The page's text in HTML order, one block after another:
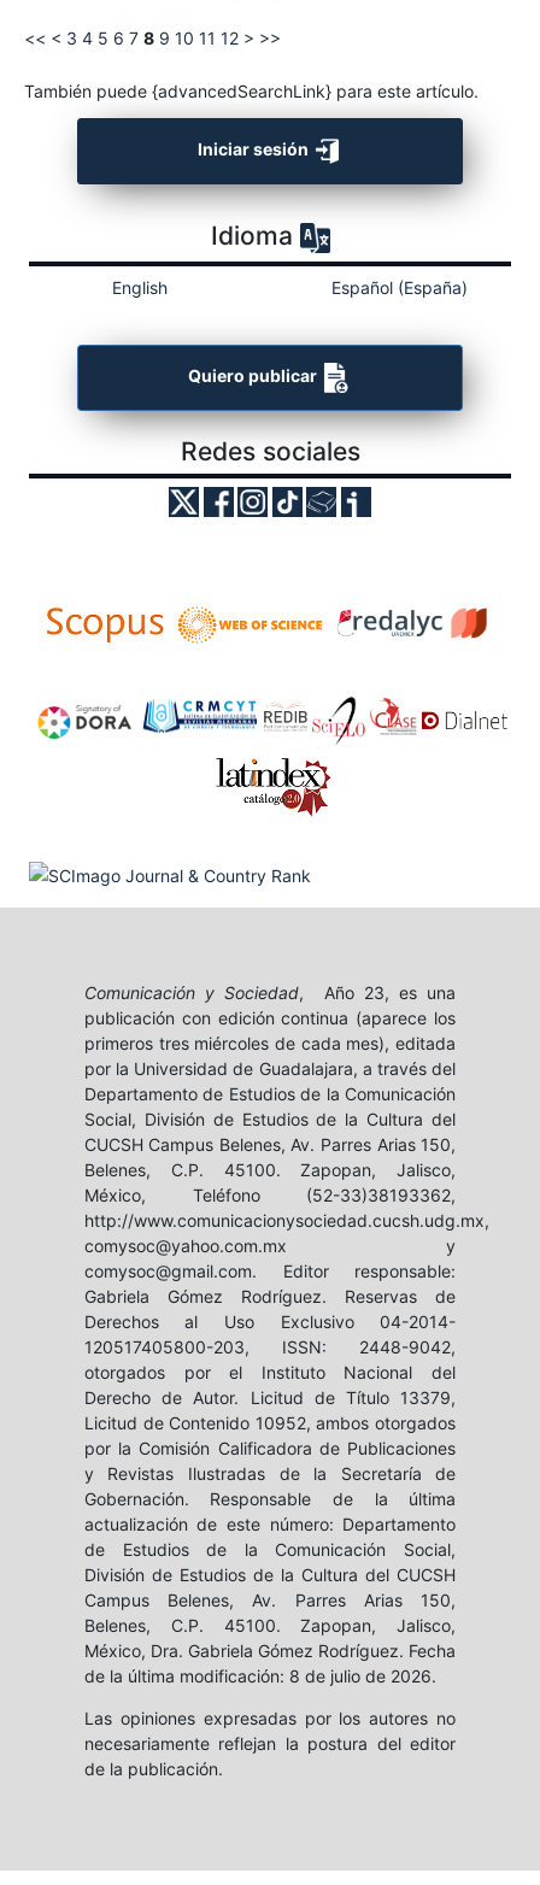
<< < 3 4 5 6 7 8 9 10 11 12 > >>
También puede {advancedSearchLink} para este artículo.
Iniciar sesión
Idioma
English Español (España)
Quiero publicar
Redes sociales
Comunicación y Sociedad, Año 23, es una
publicación con edición continua (aparece los
primeros tres miércoles de cada mes), editada
por la Universidad de Guadalajara, a través del
Departamento de Estudios de la Comunicación
Social, División de Estudios de la Cultura del
CUCSH Campus Belenes, Av. Parres Arias 150,
Belenes, C.P. 45100. Zapopan, Jalisco,
México, Teléfono (52-33)38193362,
http://www.comunicacionysociedad.cucsh.udg.mx,
comysoc@yahoo.com.mx y
comysoc@gmail.com. Editor responsable:
Gabriela Gómez Rodríguez. Reservas de
Derechos al Uso Exclusivo 04-2014-
120517405800-203, ISSN: 2448-9042,
otorgados por el Instituto Nacional del
Derecho de Autor. Licitud de Título 13379,
Licitud de Contenido 10952, ambos otorgados
por la Comisión Calificadora de Publicaciones
y Revistas Ilustradas de la Secretaría de
Gobernación. Responsable de la última
actualización de este número: Departamento
de Estudios de la Comunicación Social,
División de Estudios de la Cultura del CUCSH
Campus Belenes, Av. Parres Arias 150,
Belenes, C.P. 45100. Zapopan, Jalisco,
México, Dra. Gabriela Gómez Rodríguez. Fecha
de la última modificación: 8 de julio de 2026.
Las opiniones expresadas por los autores no
necesariamente reflejan la postura del editor
de la publicación.